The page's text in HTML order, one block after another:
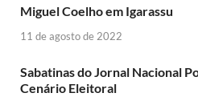
Miguel Coelho em Igarassu
11 de agosto de 2022
Sabatinas do Jornal Nacional
Cenário Eleitoral